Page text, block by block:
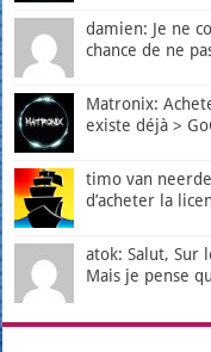
damien: Je ne
chance de ne
Matronix:
existe déjà >
timo van
d’acheter la
atok: Salut, Sur
Mais je pense